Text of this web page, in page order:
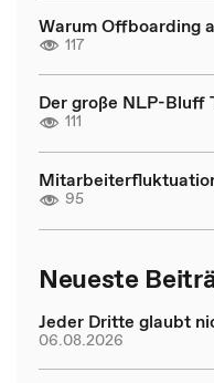
Warum Offboarding
117
Der große NLP-Bluff
111
95
Neueste
Jeder Dritte glaubt
06.08.2026